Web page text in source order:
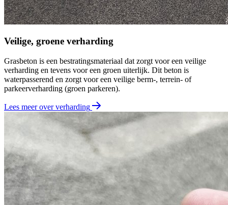
Veilige, groene verharding
Grasbeton is een bestratingsmateriaal dat zorgt voor een veilige
verharding en tevens voor een groen uiterlijk. Dit beton is
waterpasserend en zorgt voor een veilige berm-, terrein- of
parkeerverharding (groen parkeren).
Lees meer over verharding